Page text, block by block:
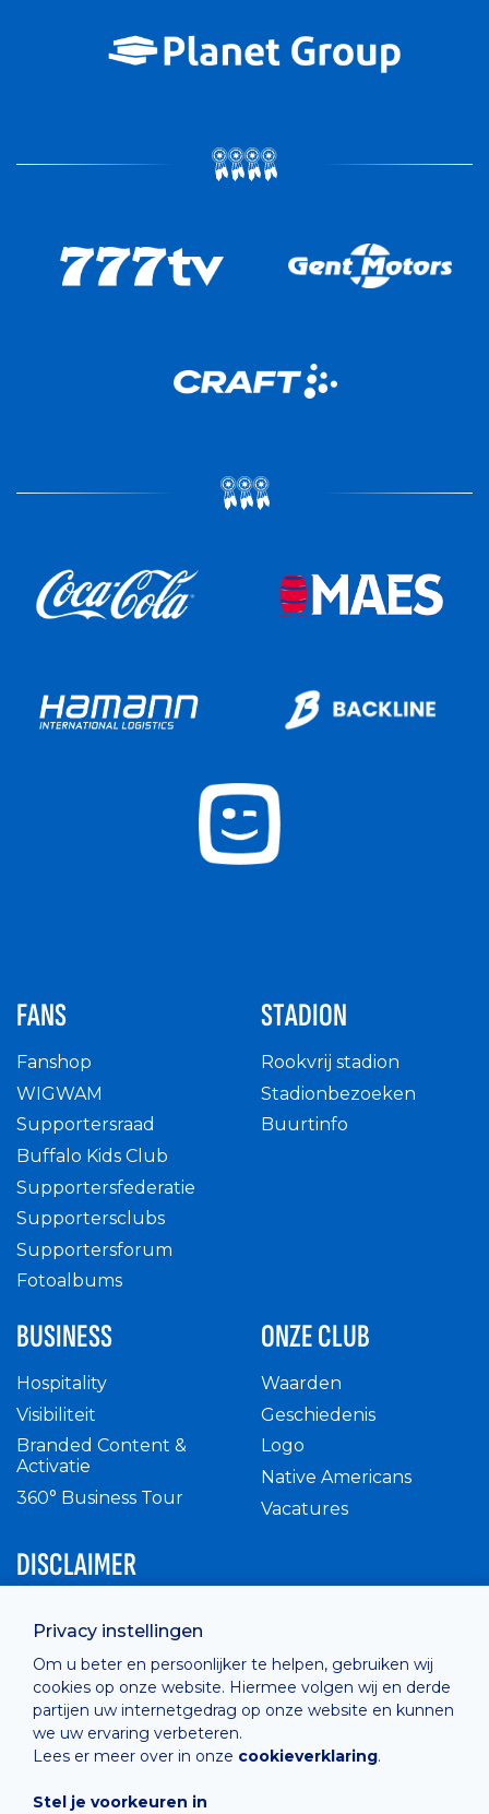
Privacy instellingen
Om u beter en persoonlijker te helpen, gebruiken wij
cookies op onze website. Hiermee volgen wij en derde
partijen uw internetgedrag op onze website en kunnen
we uw ervaring verbeteren.
Lees er meer over in onze cookieverklaring.
Stel je voorkeuren in
FANS
Fanshop
WIGWAM
Supportersraad
Buffalo Kids Club
Supportersfederatie
Supportersclubs
Supportersforum
Fotoalbums
STADION
Rookvrij stadion
Stadionbezoeken
Buurtinfo
BUSINESS
Hospitality
Visibiliteit
Branded Content &
Activatie
360° Business Tour
ONZE CLUB
Waarden
Geschiedenis
Logo
Native Americans
Vacatures
DISCLAIMER
Privacy Policy
Cashless
verkoopsvoorwaarden
Cookie Policy